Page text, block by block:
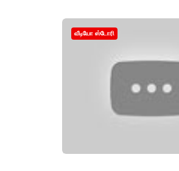
வீடியோ ஸ்டோரி